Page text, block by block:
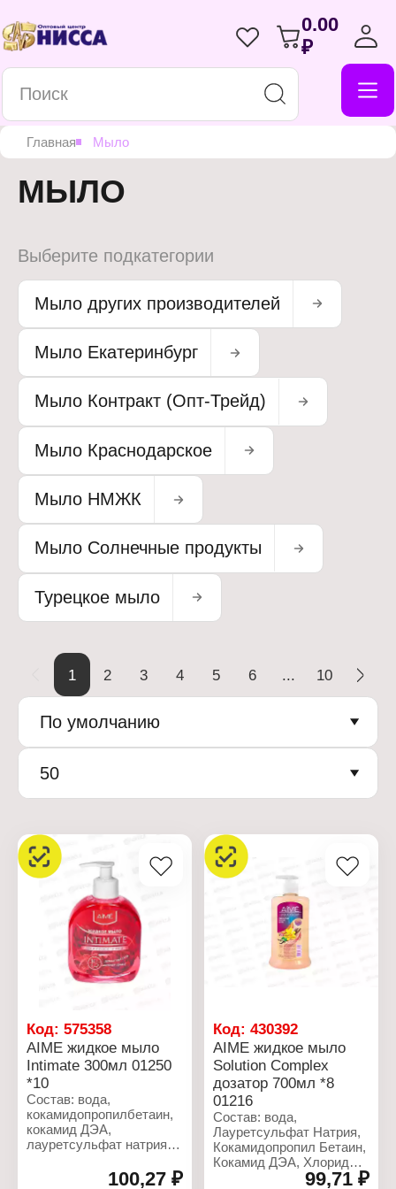
0.00
₽
Главная Мыло
МЫЛО
Выберите подкатегории
Мыло других производителей
Мыло Екатеринбург
Мыло Контракт (Опт-Трейд)
Мыло Краснодарское
Мыло НМЖК
Мыло Солнечные продукты
Турецкое мыло
1 2 3 4 5 6 ... 10
По умолчанию
50
Код: 575358
AIME жидкое мыло
Intimate 300мл 01250
*10
Состав: вода,
кокамидопропилбетаин,
кокамид ДЭА,
лауретсульфат натрия
натрия (и) олеатсульфат
100,27 ₽
Код:430392
AIME жидкое мыло
Solution Complex
дозатор 700мл *8
01216
Состав: вода,
Лауретсульфат Натрия,
Кокамидопропил Бетаин,
Кокамид ДЭА, Хлорид
Натрия, Глицерин,99,71 ₽